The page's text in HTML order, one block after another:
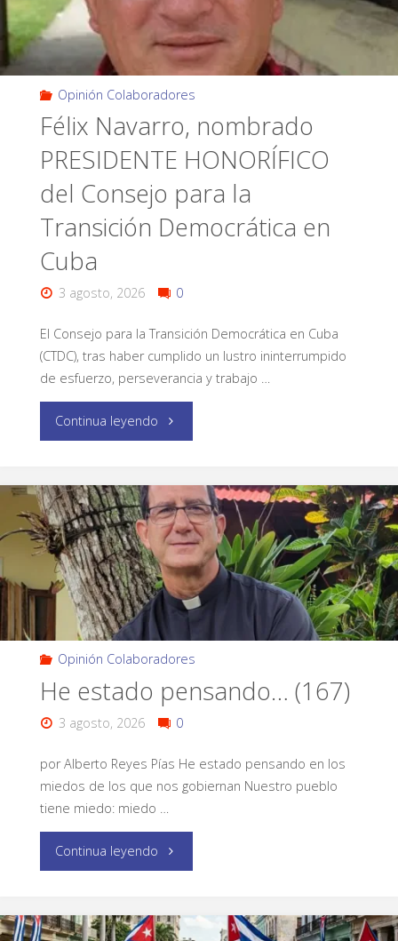
Opinión Colaboradores
Félix Navarro, nombrado
PRESIDENTE HONORÍFICO
del Consejo para la
Transición Democrática en
Cuba
3 agosto, 2026 0
El Consejo para la Transición Democrática en Cuba
(CTDC), tras haber cumplido un lustro ininterrumpido
de esfuerzo, perseverancia y trabajo …
Continua leyendo
Opinión Colaboradores
He estado pensando… (167)
3 agosto, 2026 0
por Alberto Reyes Pías He estado pensando en los
miedos de los que nos gobiernan Nuestro pueblo
tiene miedo: miedo …
Continua leyendo